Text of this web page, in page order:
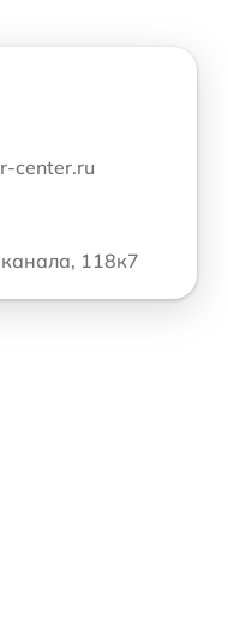
center.ru
118к7